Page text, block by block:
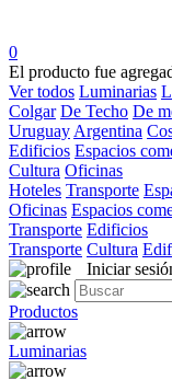
0
El producto fue
Ver todos Luminarias
Colgar De Techo De
Uruguay Argentina
Edificios Espacios
Cultura Oficinas
Hoteles Transporte
Oficinas Espacios
Transporte Edificios
Transporte Cultura
Iniciar
Productos
Luminarias